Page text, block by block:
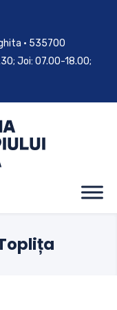
• 535700
Joi: 07.00-18.00;